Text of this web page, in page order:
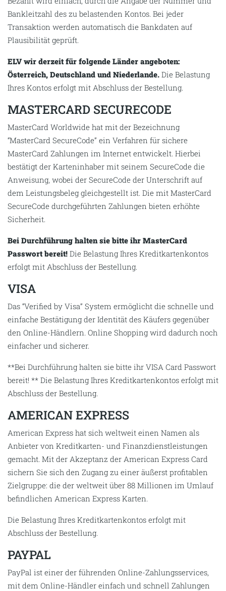
Bankleitzahl des zu belastenden Kontos. Bei jeder
Transaktion werden automatisch die Bankdaten auf
Plausibilität geprüft.
ELV wir derzeit für folgende Länder angeboten:
Österreich, Deutschland und Niederlande. Die Belastung
Ihres Kontos erfolgt mit Abschluss der Bestellung.
MASTERCARD SECURECODE
MasterCard Worldwide hat mit der Bezeichnung
“MasterCard SecureCode” ein Verfahren für sichere
MasterCard Zahlungen im Internet entwickelt. Hierbei
bestätigt der Karteninhaber mit seinem SecureCode die
Anweisung, wobei der SecureCode der Unterschrift auf
dem Leistungsbeleg gleichgestellt ist. Die mit MasterCard
SecureCode durchgeführten Zahlungen bieten erhöhte
Sicherheit.
Bei Durchführung halten sie bitte ihr MasterCard
Passwort bereit! Die Belastung Ihres Kreditkartenkontos
erfolgt mit Abschluss der Bestellung.
VISA
Das “Verified by Visa” System ermöglicht die schnelle und
einfache Bestätigung der Identität des Käufers gegenüber
den Online-Händlern. Online Shopping wird dadurch noch
einfacher und sicherer.
**Bei Durchführung halten sie bitte ihr VISA Card Passwort
bereit! ** Die Belastung Ihres Kreditkartenkontos erfolgt mit
Abschluss der Bestellung.
AMERICAN EXPRESS
American Express hat sich weltweit einen Namen als
Anbieter von Kreditkarten- und Finanzdienstleistungen
gemacht. Mit der Akzeptanz der American Express Card
sichern Sie sich den Zugang zu einer äußerst profitablen
Zielgruppe: die der weltweit über 88 Millionen im Umlauf
befindlichen American Express Karten.
Die Belastung Ihres Kreditkartenkontos erfolgt mit
Abschluss der Bestellung.
PAYPAL
PayPal ist einer der führenden Online-Zahlungsservices,
mit dem Online-Händler einfach und schnell Zahlungen